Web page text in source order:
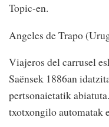
Topic-en.
Angeles de Trapo
Viajeros del carrusel
Saënsek 1886an
pertsonaietatik
txotxongilo automatak